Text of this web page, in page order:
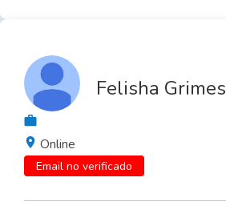
Felisha Grimes
Online
Email no verificado